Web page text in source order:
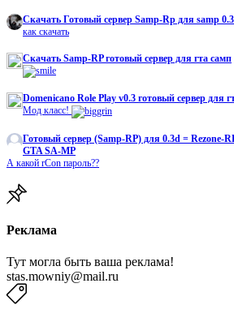
Cкачать Готовый сервер Samp-Rp для samp
как скачать
Скачать Samp-RP готовый сервер для гта самп
Domenicano Role Play v0.3 готовый сервер для
Мод класс!
Готовый сервер (Samp-RP) для 0.3d = Rezone-
GTA SA-MP
А какой rCon пароль??
Реклама
Тут могла быть ваша реклама!
stas.mowniy@mail.ru